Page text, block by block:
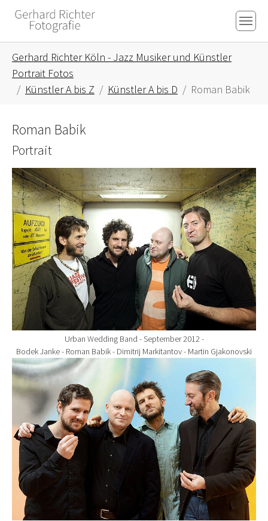
Skip to main content
Skip to page footer
Gerhard Richter Köln - Jazz Musiker und Künstler
Portrait Fotos
Künstler A bis Z
Künstler A bis D Roman Babik
Roman Babik
Portrait
Show larger version for:
Urban Wedding Band - September 2012 -
Bodek Janke - Roman Babik - Dimitrij Markitantov - Martin Gjakonovski
Show larger version for: